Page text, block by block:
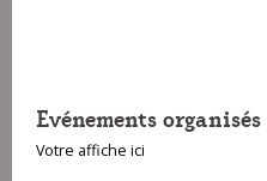
Evénements
Votre affiche ici